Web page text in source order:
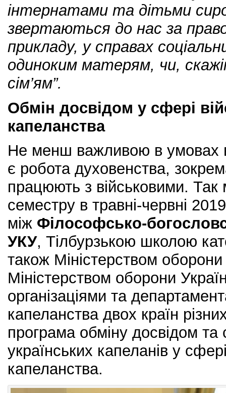
інтернатами та дітьми
звертаються до нас за
прикладу, у справах
одиноким матерям, чи,
сім’ям”.
Обмін досвідом у сфері
капеланства
Не менш важливою в умовах
є робота духовенства,
працюють з військовими. Так
семестру в травні-червні
між Філософсько-
УКУ, Тілбурзькою школою
також Міністерством
Міністерством оборони
організаціями та
капеланства двох країн
програма обміну досвідом та
українських капеланів у
капеланства.